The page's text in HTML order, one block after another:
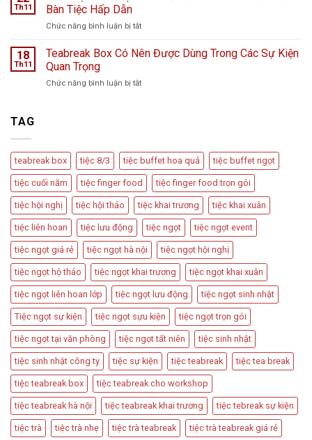
Cầu
Perfume
Tiệc
Đãi
Ngọt
Th11
Bàn Tiệc Hấp Dẫn
Chức năng bình luận bị tắtở
Loại
Trà
Kế
Bàn
Tiệc
Hấp
Dẫn
18
Th11
Teabreak Box Có Nên Được Dùng Trong Các Sự Kiện
Quan Trọng
Chức năng bình luận bị tắtở
Dùng
Trong
Các
Sự
Kiện
Quan
Trọng
TAG
teabreak box tiệc 8/3 tiệc buffet hoa quả tiệc buffet ngọt
tiệc cuối năm tiệc finger food tiệc finger food trọn gói
tiệc hội nghị tiệc hội thảo tiệc khai trương tiệc khai xuân
tiệc liên hoan tiệc lưu động tiệc ngọt tiệc ngọt event
tiệc ngọt giá rẻ tiệc ngọt hà nội tiệc ngọt hội nghị
tiệc ngọt hộ thảo tiệc ngọt khai trương tiệc ngọt khai xuân
tiệc ngọt liên hoan lớp tiệc ngọt lưu động tiệc ngọt sinh nhật
Tiệc ngọt sự kiện tiệc ngọt sựu kiện tiệc ngọt trọn gói
tiệc ngọt tại văn phòng tiệc ngọt tất niên tiệc sinh nhật
tiệc sinh nhật công ty tiệc sự kiện tiệc teabreak tiệc tea break
tiệc teabreak box tiệc teabreak cho workshop
tiệc teabreak hà nội tiệc teabreak khai trương tiệc tebreak sự kiện
tiệc trà tiệc trà nhẹ tiệc trà teabreak tiệc trà teabreak giá rẻ